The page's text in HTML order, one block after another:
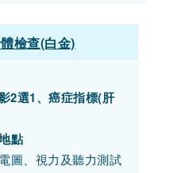
檢查(白金)
2選1、癌症指標(肝
點
圖、視力及聽力測試